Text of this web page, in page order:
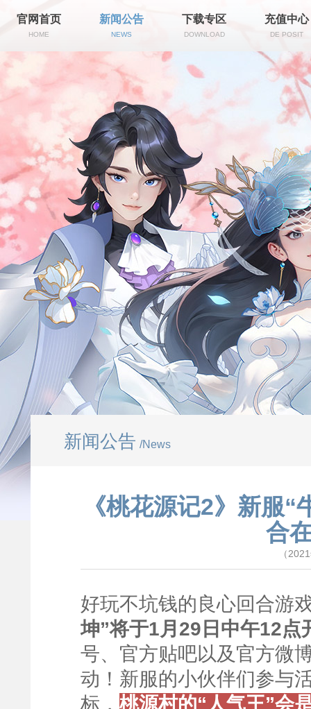
官网首页
HOME
新闻公告
NEWS
下载专区
DOWNLOAD
充值中心
DE POSIT
新闻公告 /News
《桃花源记2》新服
合
（
好玩不坑钱的良心回合游
坤”将于1月29日中午12点
号、官方贴吧以及官方微
动！新服的小伙伴们参与
标， 桃源村的“人气王”会